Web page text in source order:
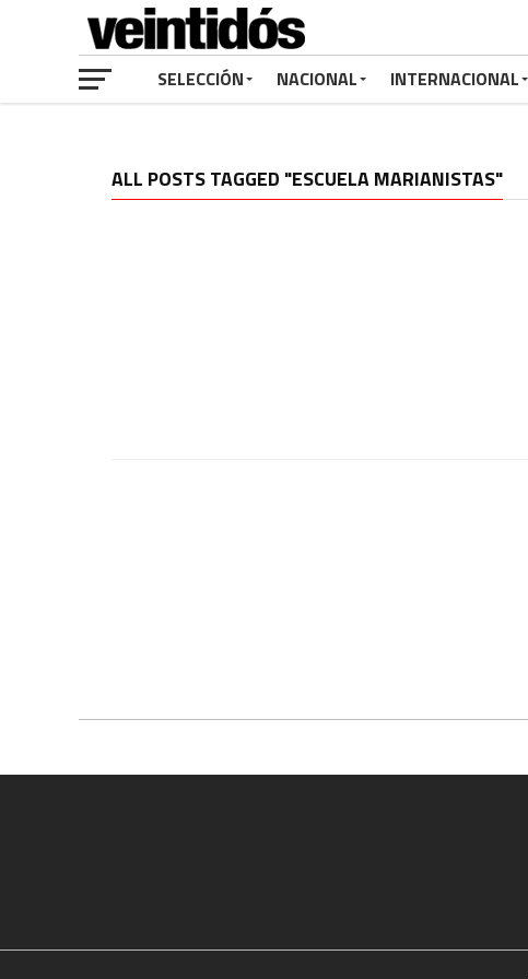
SELECCIÓN NACIONAL INTERNACIONAL
ALL POSTS TAGGED "ESCUELA MARIANISTAS"